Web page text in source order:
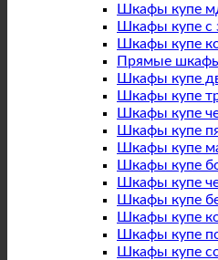
Шкафы купе
Шкафы купе с
Шкафы купе
Прямые
Шкафы купе
Шкафы купе
Шкафы купе
Шкафы купе
Шкафы купе
Шкафы купе
Шкафы купе
Шкафы купе
Шкафы купе
Шкафы купе
Шкафы купе